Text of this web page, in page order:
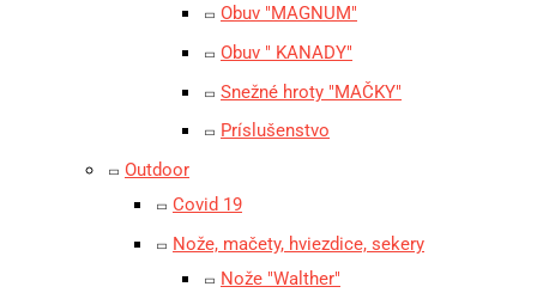
Obuv "MAGNUM"
Obuv " KANADY"
Snežné hroty "MAČKY"
Príslušenstvo
Outdoor
Covid 19
Nože, mačety, hviezdice, sekery
Nože "Walther"